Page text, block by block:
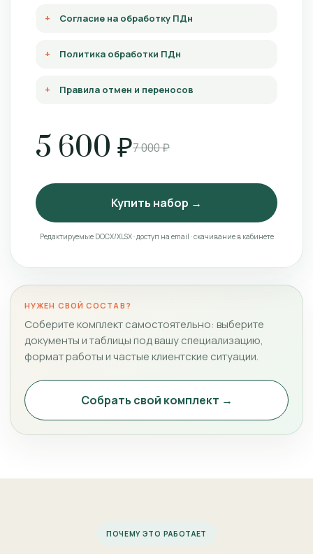
Согласие на обработку ПДн
Политика обработки ПДн
Правила отмен и переносов
5 600 ₽7 000 ₽
Купить набор →
Редактируемые DOCX/XLSX · доступ на email · скачивание в кабинете
НУЖЕН СВОЙ СОСТАВ?
Соберите комплект самостоятельно: выберите
документы и таблицы под вашу специализацию,
формат работы и частые клиентские ситуации.
Собрать свой комплект →
ПОЧЕМУ ЭТО РАБОТАЕТ